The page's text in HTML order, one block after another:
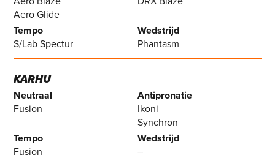
Aero Glide
Tempo
S/Lab Spectur
Wedstrijd
Phantasm
KARHU
Neutraal
Fusion
Antipronatie
Ikoni
Synchron
Tempo
Fusion
Wedstrijd
–